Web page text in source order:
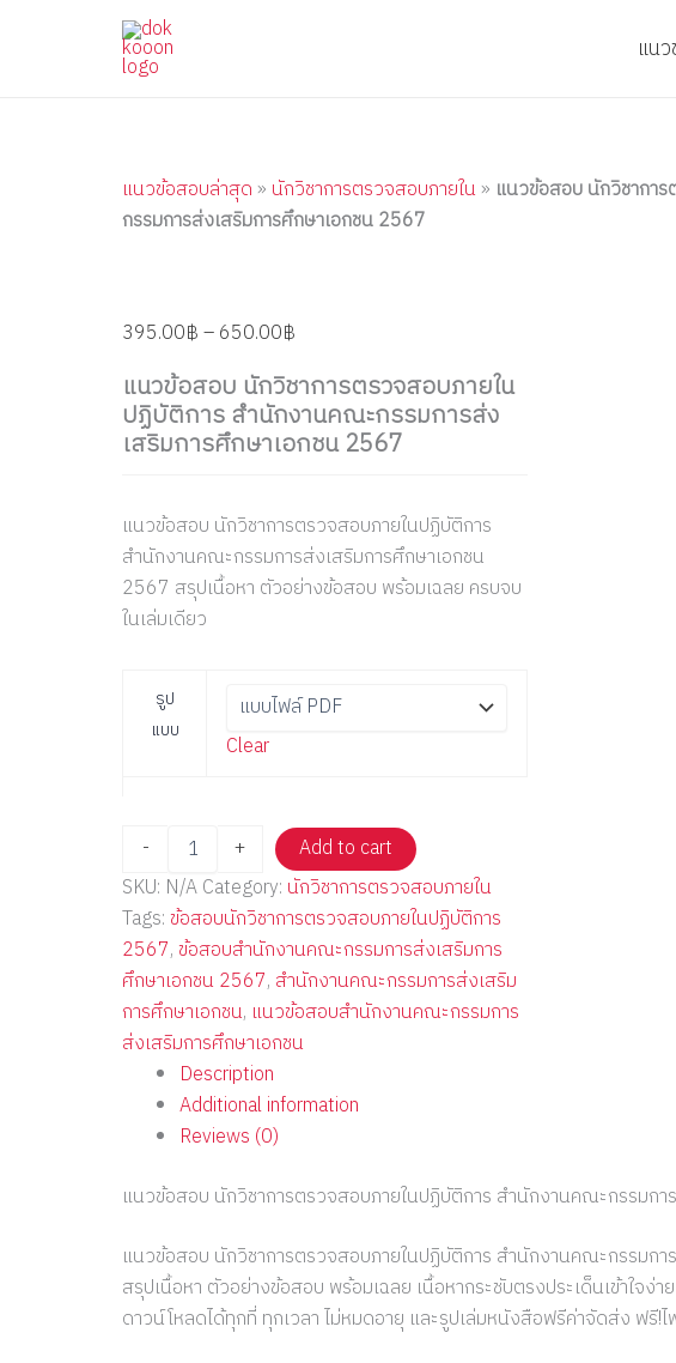
แน
แนวข้อสอบล่าสุด» นักวิชาการตรวจสอบภายใน» แนวข้อสอบ นักวิชากา
กรรมการส่งเสริมการศึกษาเอกชน 2567
395.00฿–650.00฿
แนวข้อสอบ นักวิชาการตรวจสอบภายใน
ปฏิบัติการ สำนักงานคณะกรรมการส่ง
เสริมการศึกษาเอกชน 2567
แนวข้อสอบ นักวิชาการตรวจสอบภายในปฏิบัติการ
สำนักงานคณะกรรมการส่งเสริมการศึกษาเอกชน
2567 สรุปเนื้อหา ตัวอย่างข้อสอบ พร้อมเฉลย ครบจบ
ในเล่มเดียว
รูป
แบบ
Clear
-
ข้อสอบ
นัก
วิชาการ
ปฏิบัติ
การ
สำนักงาน
เสริม
การ
เอกชน
2567
quantity
+
Add to cart
SKU: N/ACategory: นักวิชาการตรวจสอบภายใน
Tags:ข้อสอบนักวิชาการตรวจสอบภายในปฏิบัติการ
2567,ข้อสอบสำนักงานคณะกรรมการส่งเสริมการ
ศึกษาเอกชน 2567, สำนักงานคณะกรรมการส่งเสริม
การศึกษาเอกชน, แนวข้อสอบสำนักงานคณะกรรมการ
ส่งเสริมการศึกษาเอกชน
Description
Additional information
Reviews (0)
แนวข้อสอบ นักวิชาการตรวจสอบภายในปฏิบัติการ สำนักงานคณะกรรมก
แนวข้อสอบ นักวิชาการตรวจสอบภายในปฏิบัติการ สำนักงานคณะกรรมก
สรุปเนื้อหา ตัวอย่างข้อสอบ พร้อมเฉลย เนื้อหากระชับตรงประเด็นเข้าใจง่
ดาวน์โหลดได้ทุกที่ ทุกเวลา ไม่หมดอายุ และรูปเล่มหนังสือฟรีค่าจัดส่ง ฟรี